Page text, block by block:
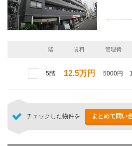
階 賃料 管理費
5階 12.5万円 5000円
チェックした物件を まとめて問い